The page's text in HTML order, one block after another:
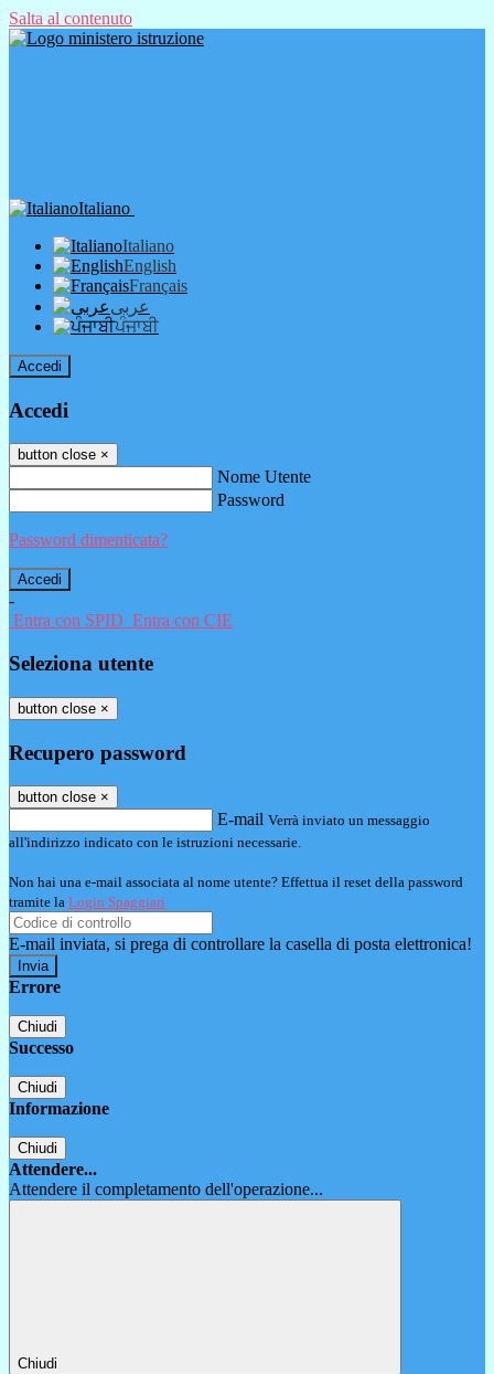
Salta al contenuto
Italiano
Italiano
English
Français
عربى
ਪੰਜਾਬੀ
Accedi
Accedi
button close ×
Nome Utente
Password
Password dimenticata?
-
Entra con SPID Entra con CIE
Seleziona utente
button close ×
Recupero password
button close ×
E-mail Verrà inviato un messaggio
all'indirizzo indicato con le istruzioni necessarie.
Non hai una e-mail associata al nome utente? Effettua il reset della password
tramite la Login Spaggiari
E-mail inviata, si prega di controllare la casella di posta elettronica!
Errore
Chiudi
Successo
Chiudi
Informazione
Chiudi
Attendere...
Attendere il completamento dell'operazione...
Chiudi